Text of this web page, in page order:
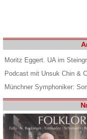
Moritz Eggert. UA im
Podcast mit Unsuk Chin &
Münchner Symphoniker: